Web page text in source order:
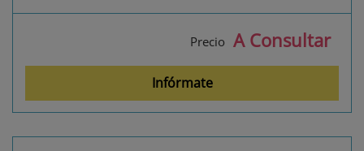
Precio A Consultar
Infórmate